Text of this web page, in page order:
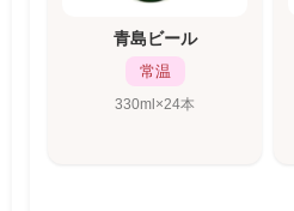
青島ビール
常温
330ml×24本